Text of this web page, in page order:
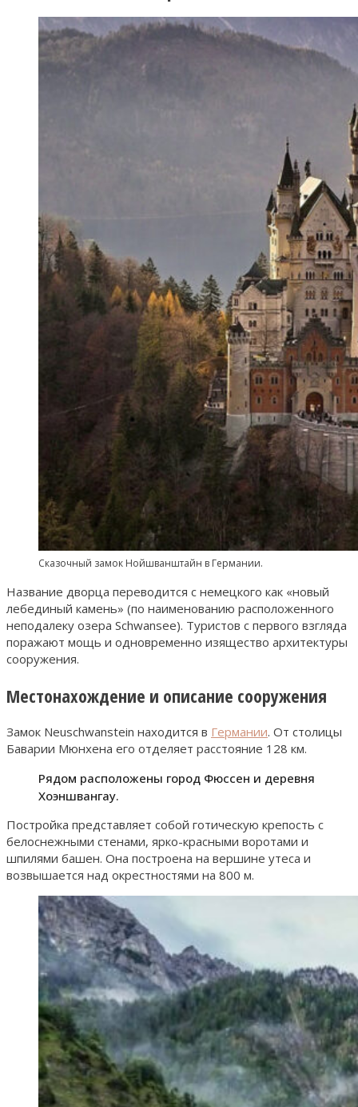
Сказочный замок Нойшванштайн в Германии.
Название дворца переводится с немецкого как «новый
лебединый камень» (по наименованию расположенного
неподалеку озера Schwansee). Туристов с первого взгляда
поражают мощь и одновременно изящество архитектуры
сооружения.
Местонахождение и описание сооружения
Замок Neuschwanstein находится в Германии. От столицы
Баварии Мюнхена его отделяет расстояние 128 км.
Рядом расположены город Фюссен и деревня
Хоэншвангау.
Постройка представляет собой готическую крепость с
белоснежными стенами, ярко-красными воротами и
шпилями башен. Она построена на вершине утеса и
возвышается над окрестностями на 800 м.